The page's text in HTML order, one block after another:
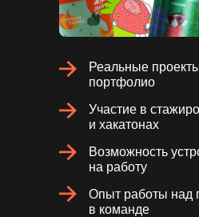
Реальные
портфолио
Участие в
и хакатонах
Возможность
на работу
Опыт работы над
в команде